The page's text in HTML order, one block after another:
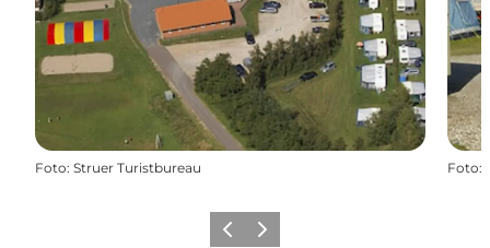
Foto: Struer Turistbureau Foto:
ZurückWeiter